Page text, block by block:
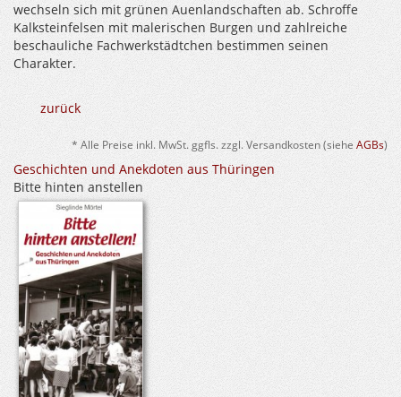
wechseln sich mit grünen Auenlandschaften ab. Schroffe
Kalksteinfelsen mit malerischen Burgen und zahlreiche
beschauliche Fachwerkstädtchen bestimmen seinen
Charakter.
zurück
* Alle Preise inkl. MwSt. ggfls. zzgl. Versandkosten (siehe AGBs)
Geschichten und Anekdoten aus Thüringen
Bitte hinten anstellen